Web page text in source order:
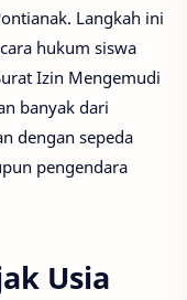
Langkah ini
hukum siswa
Izin Mengemudi
banyak dari
dengan sepeda
pengendara
Usia